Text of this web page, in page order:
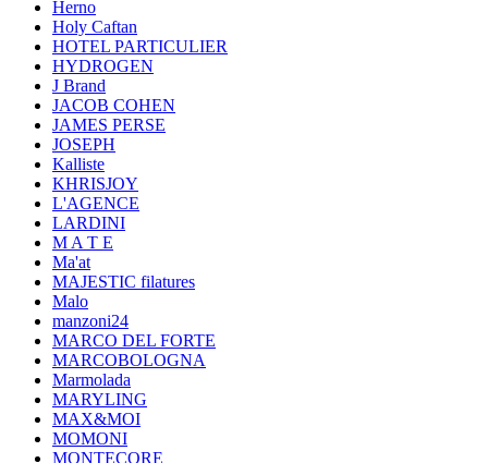
Herno
Holy Caftan
HOTEL PARTICULIER
HYDROGEN
J Brand
JACOB COHEN
JAMES PERSE
JOSEPH
Kalliste
KHRISJOY
L'AGENCE
LARDINI
M A T E
Ma'at
MAJESTIC filatures
Malo
manzoni24
MARCO DEL FORTE
MARCOBOLOGNA
Marmolada
MARYLING
MAX&MOI
MOMONI
MONTECORE